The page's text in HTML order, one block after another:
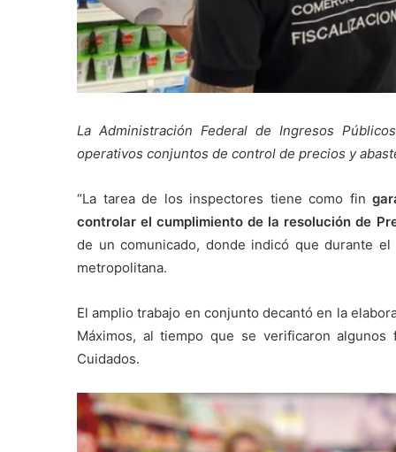
La Administración Federal de Ingresos
operativos conjuntos de control de precios y
“La tarea de los inspectores tiene como fin
controlar el cumplimiento de la resolución de
de un comunicado, donde indicó que durante
metropolitana.
El amplio trabajo en conjunto decantó en la
Máximos, al tiempo que se verificaron
Cuidados.